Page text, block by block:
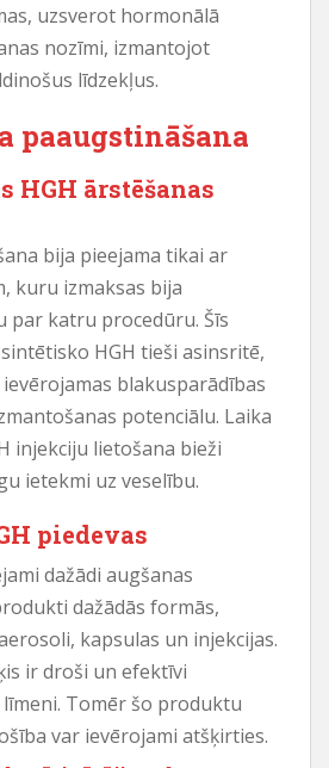
uzsverot hormonālā
nozīmi, izmantojot
līdzekļus.
paaugstināšana
HGH ārstēšanas
bija pieejama tikai ar
kuru izmaksas bija
par katru procedūru. Šīs
HGH tieši asinsritē,
blakusparādības
potenciālu. Laika
injekciju lietošana bieži
ietekmi uz veselību.
piedevas
dažādi augšanas
dažādās formās,
kapsulas un injekcijas.
ir droši un efektīvi
Tomēr šo produktu
var ievērojami atšķirties.